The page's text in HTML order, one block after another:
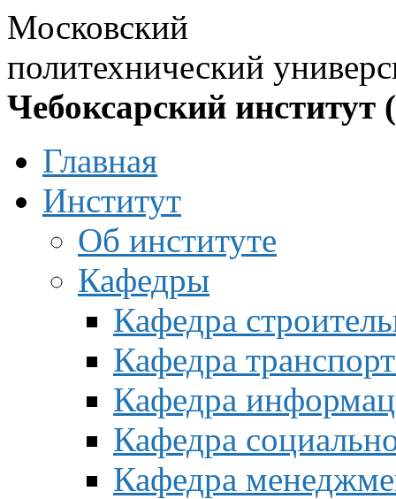
Московский
политехнический
Чебоксарский институт
Главная
Институт
Об институте
Кафедры
Кафедра
Кафедра
Кафедра
Кафедра
Кафедра